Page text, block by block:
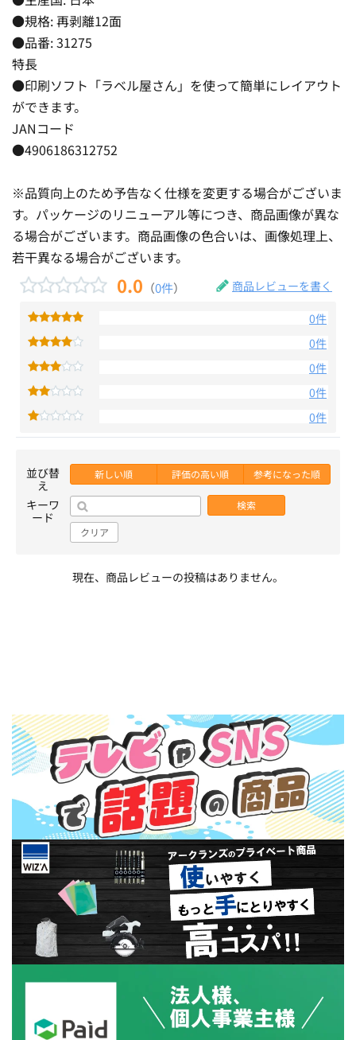
●規格: 再剥離12面
●品番: 31275
特長
●印刷ソフト「ラベル屋さん」を使って簡単にレイアウト
ができます。
JANコード
●4906186312752
※品質向上のため予告なく仕様を変更する場合がございま
す。パッケージのリニューアル等につき、商品画像が異な
る場合がございます。商品画像の色合いは、画像処理上、
若干異なる場合がございます。
0.0 （0件） 商品レビューを書く
0件
0件
0件
0件
0件
並び替
え
新しい順 評価の高い順 参考になった順
キーワ
ード
検索
クリア
現在、商品レビューの投稿はありません。